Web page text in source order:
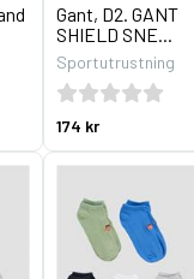
Gant, D2. GANT
SHIELD SNE...
Sportutrustning
174 kr